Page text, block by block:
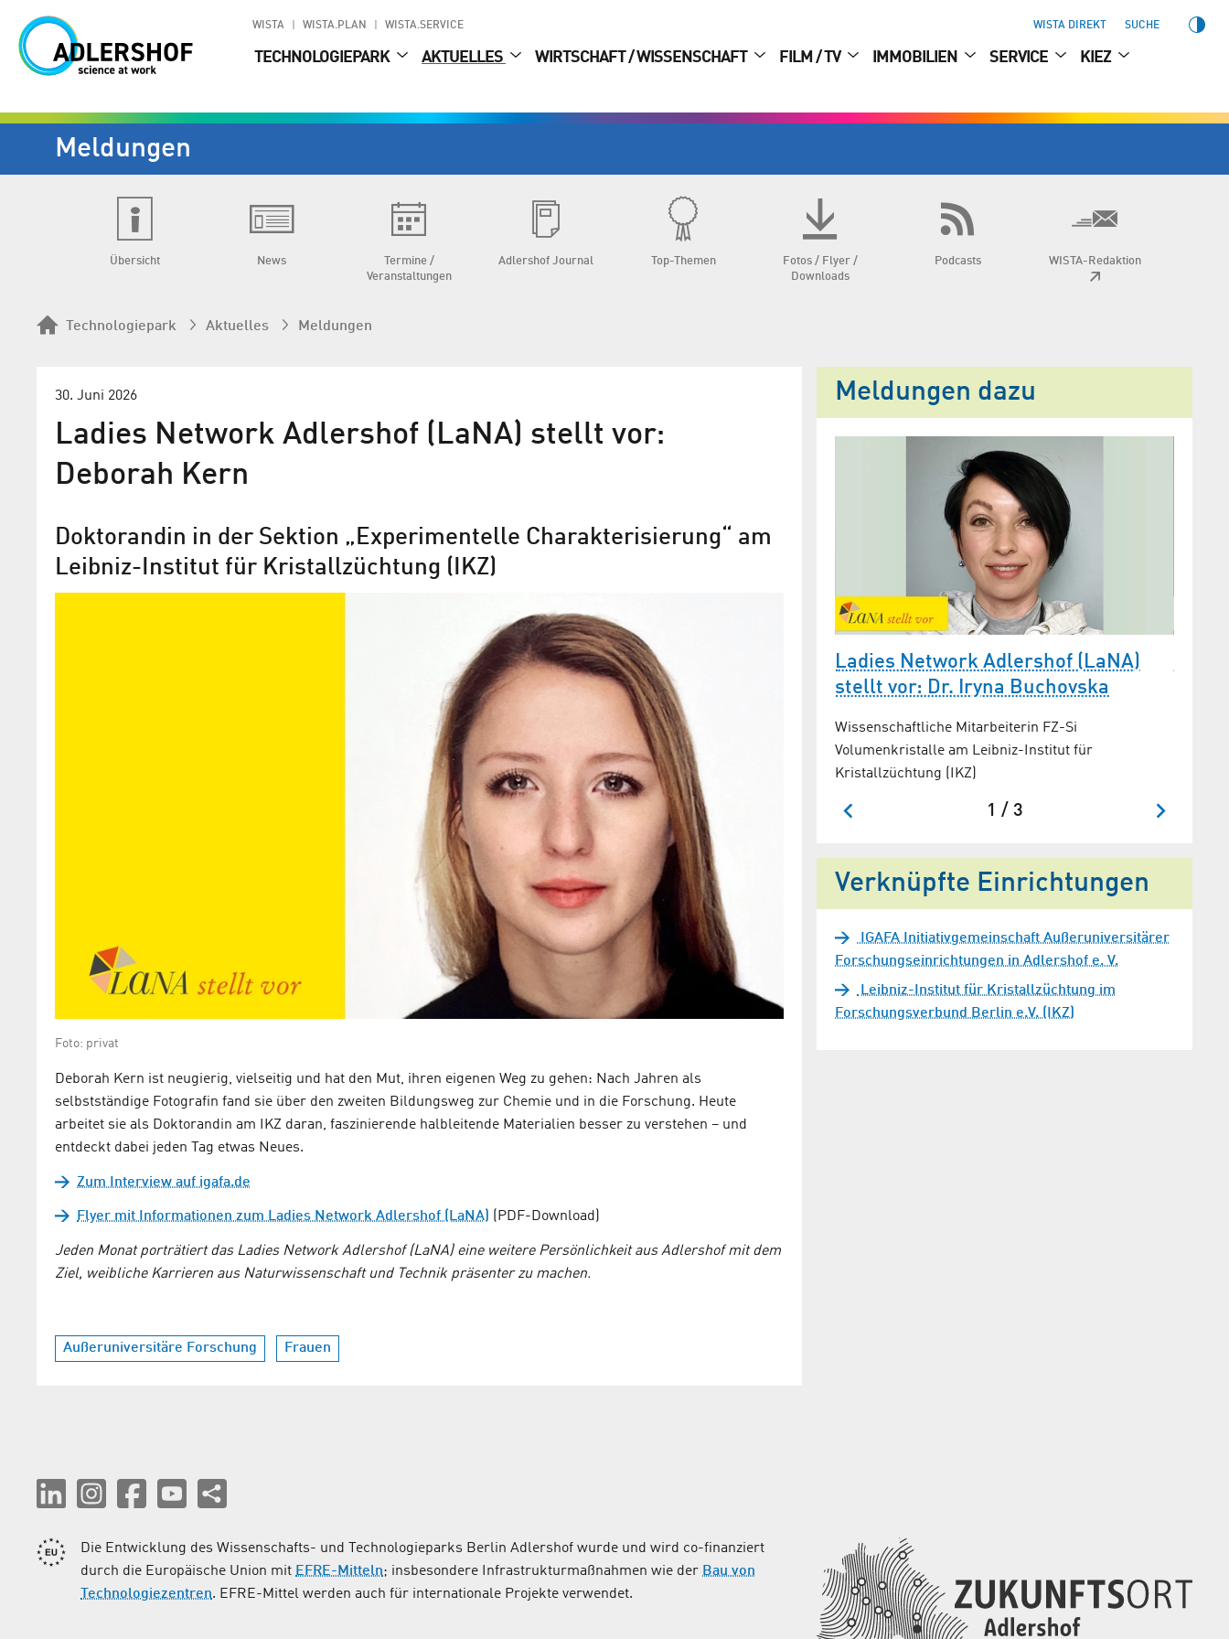
WISTA WISTA.PLAN WISTA.SERVICE WISTA DIREKT SUCHE
TECHNOLOGIEPARK AKTUELLES WIRTSCHAFT / WISSENSCHAFT FILM / TV IMMOBILIEN SERVICE KIEZ
Meldungen
Übersicht News
Termine /
Veranstaltungen
Adlershof Journal Top-Themen
Fotos / Flyer /
Downloads
Podcasts WISTA-Redaktion
Technologiepark Aktuelles Meldungen
30. Juni 2026
Ladies Network Adlershof (LaNA) stellt vor:
Deborah Kern
Doktorandin in der Sektion „Experimentelle Charakterisierung“ am
Leibniz-Institut für Kristallzüchtung (IKZ)
Foto: privat
Deborah Kern ist neugierig, vielseitig und hat den Mut, ihren eigenen Weg zu gehen: Nach Jahren als
selbstständige Fotografin fand sie über den zweiten Bildungsweg zur Chemie und in die Forschung. Heute
arbeitet sie als Doktorandin am IKZ daran, faszinierende halbleitende Materialien besser zu verstehen – und
entdeckt dabei jeden Tag etwas Neues.
Zum Interview auf igafa.de
Flyer mit Informationen zum Ladies Network Adlershof (LaNA) (PDF-Download)
Jeden Monat porträtiert das Ladies Network Adlershof (LaNA) eine weitere Persönlichkeit aus Adlershof mit dem
Ziel, weibliche Karrieren aus Naturwissenschaft und Technik präsenter zu machen.
Außeruniversitäre Forschung Frauen
Meldungen dazu
Ladies Network Adlershof (LaNA)
Leiterin der Nachwuchsgruppe III-V Halbleiter für
5G & 6G am Institut für Kristallzüchtung (IKZ) in
Ladies Network Adlershof (LaNA)
stellt vor: Dr. Natasha Dropka
Leiterin der Sektion »Fundamentale Beschreibung«
im Leibniz-Institut für Kristallzüchtung
Ladies Network Adlershof (LaNA)
stellt vor: Dr. Iryna Buchovska
Wissenschaftliche Mitarbeiterin FZ-Si
Volumenkristalle am Leibniz-Institut für
Kristallzüchtung (IKZ)
1 / 3
Verknüpfte Einrichtungen
IGAFA Initiativgemeinschaft Außeruniversitärer
Forschungseinrichtungen in Adlershof e. V.
Leibniz-Institut für Kristallzüchtung im
Forschungsverbund Berlin e.V. (IKZ)
Die Entwicklung des Wissenschafts- und Technologieparks Berlin Adlershof wurde und wird co-finanziert
durch die Europäische Union mit EFRE-Mitteln; insbesondere Infrastrukturmaßnahmen wie der Bau von
Technologiezentren. EFRE-Mittel werden auch für internationale Projekte verwendet.